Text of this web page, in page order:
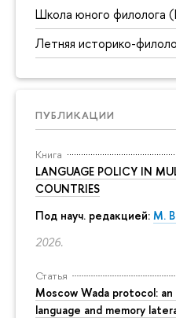
Школа юного
Летняя историко-
ПУБЛИКАЦИИ
Книга
LANGUAGE POLICY IN
COUNTRIES
Под науч. редакцией: M.
2026.
Статья
Moscow Wada protocol:
language and memory